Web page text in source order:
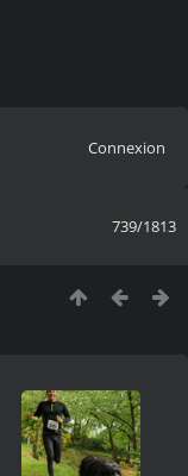
Connexion
739/1813